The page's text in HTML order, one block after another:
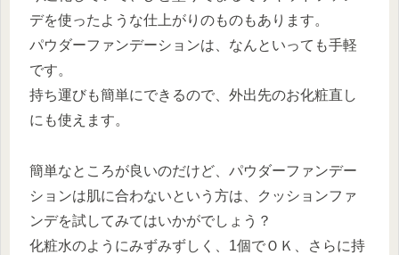
デを使ったような仕上がりのものもあります。
パウダーファンデーションは、なんといっても手軽
です。
持ち運びも簡単にできるので、外出先のお化粧直し
にも使えます。
簡単なところが良いのだけど、パウダーファンデー
ションは肌に合わないという方は、クッションファ
ンデを試してみてはいかがでしょう？
化粧水のようにみずみずしく、1個でＯＫ、さらに持